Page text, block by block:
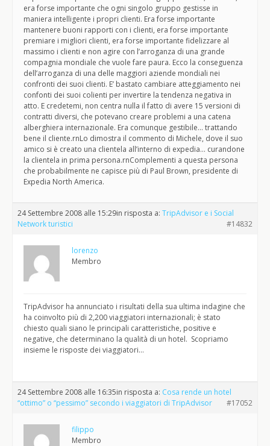
era forse importante che ogni singolo gruppo gestisse in
maniera intelligente i propri clienti. Era forse importante
mantenere buoni rapporti con i clienti, era forse importante
premiare i migliori clienti, era forse importante fidelizzare al
massimo i clienti e non agire con l’arroganza di una grande
compagnia mondiale che vuole fare paura. Ecco la conseguenza
dell’arroganza di una delle maggiori aziende mondiali nei
confronti dei suoi clienti. E’ bastato cambiare atteggiamento nei
confonti dei suoi colienti per invertire la tendenza negativa in
atto. E credetemi, non centra nulla il fatto di avere 15 versioni di
contratti diversi, che potevano creare problemi a una catena
alberghiera internazionale. Era comunque gestibile… trattando
bene il cliente.rnLo dimostra il commento di Michele, dove il suo
amico si è creato una clientela all’interno di expedia… curandone
la clientela in prima persona.rnComplementi a questa persona
che probabilmente ne capisce più di Paul Brown, presidente di
Expedia North America.
24 Settembre 2008 alle 15:29in risposta a: TripAdvisor e i Social
Network turistici
#14832
lorenzo
Membro
TripAdvisor ha annunciato i risultati della sua ultima indagine che
ha coinvolto più di 2,200 viaggiatori internazionali; è stato
chiesto quali siano le principali caratteristiche, positive e
negative, che determinano la qualità di un hotel. Scopriamo
insieme le risposte dei viaggiatori…
24 Settembre 2008 alle 16:35in risposta a: Cosa rende un hotel
“ottimo” o “pessimo” secondo i viaggiatori di TripAdvisor
#17052
filippo
Membro